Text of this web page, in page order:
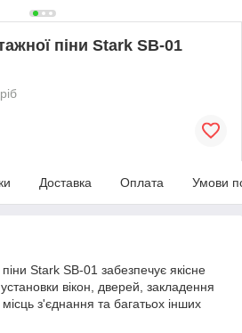
піни Stark SB-01
Доставка Оплата Умови
Stark SB-01 забезпечує якісне
вікон, дверей, закладення
з'єднання та багатьох інших